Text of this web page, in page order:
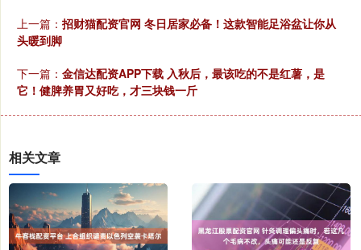
上一篇： 招财猫配资官网 冬日居家必备！这款智能足浴盆让你从
头暖到脚
下一篇： 金信达配资APP下载 入秋后，最该吃的不是红薯，是
它！健脾养胃又好吃，才三块钱一斤
相关文章